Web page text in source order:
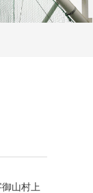
山村上